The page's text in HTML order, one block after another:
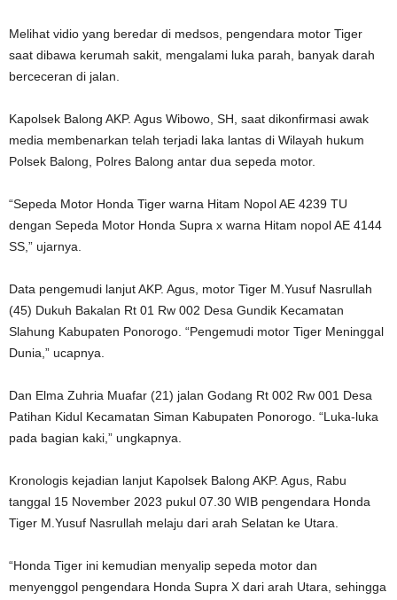
Melihat vidio yang beredar di medsos, pengendara motor Tiger
saat dibawa kerumah sakit, mengalami luka parah, banyak darah
berceceran di jalan.
Kapolsek Balong AKP. Agus Wibowo, SH, saat dikonfirmasi awak
media membenarkan telah terjadi laka lantas di Wilayah hukum
Polsek Balong, Polres Balong antar dua sepeda motor.
“Sepeda Motor Honda Tiger warna Hitam Nopol AE 4239 TU
dengan Sepeda Motor Honda Supra x warna Hitam nopol AE 4144
SS,” ujarnya.
Data pengemudi lanjut AKP. Agus, motor Tiger M.Yusuf Nasrullah
(45) Dukuh Bakalan Rt 01 Rw 002 Desa Gundik Kecamatan
Slahung Kabupaten Ponorogo. “Pengemudi motor Tiger Meninggal
Dunia,” ucapnya.
Dan Elma Zuhria Muafar (21) jalan Godang Rt 002 Rw 001 Desa
Patihan Kidul Kecamatan Siman Kabupaten Ponorogo. “Luka-luka
pada bagian kaki,” ungkapnya.
Kronologis kejadian lanjut Kapolsek Balong AKP. Agus, Rabu
tanggal 15 November 2023 pukul 07.30 WIB pengendara Honda
Tiger M.Yusuf Nasrullah melaju dari arah Selatan ke Utara.
“Honda Tiger ini kemudian menyalip sepeda motor dan
menyenggol pengendara Honda Supra X dari arah Utara, sehingga